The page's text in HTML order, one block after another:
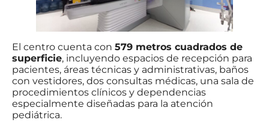
El centro cuenta con 579 metros cuadrados de
superficie, incluyendo espacios de recepción para
pacientes, áreas técnicas y administrativas, baños
con vestidores, dos consultas médicas, una sala de
procedimientos clínicos y dependencias
especialmente diseñadas para la atención
pediátrica.